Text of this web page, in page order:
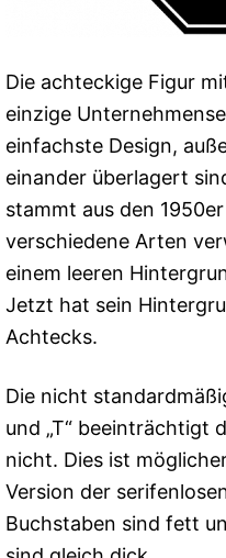
Die achteckige Figur
einzige
einfachste Design,
einander überlagert
stammt aus den
verschiedene Arten
einem leeren
Jetzt hat sein
Achtecks.
Die nicht
und „T“ beeinträchtigt
nicht. Dies ist
Version der
Buchstaben sind fett